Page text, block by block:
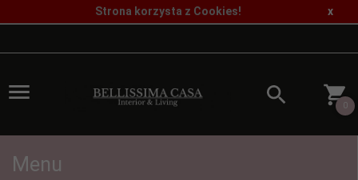
Strona korzysta z Cookies! x
0
Menu